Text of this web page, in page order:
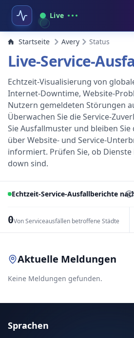
Live
Startseite Avery Status
Live-Service-
Echtzeit-Visualisierung von
Internet-Downtime, Website-
Nutzern gemeldeten Störungen
Überwachen Sie die Service-
Sie Ausfallmuster und bleiben Sie
über Website- und Service-
informiert. Prüfen Sie, ob
down sind.
Echtzeit-Service-Ausfallberichte
0Von Serviceausfällen betroffene Städte
Aktuelle Meldungen
Keine Meldungen gefunden.
Sprachen